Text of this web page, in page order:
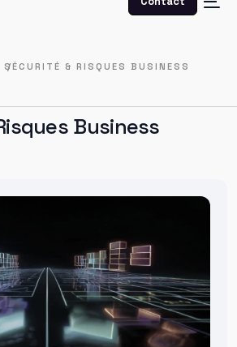
/
SÉCURITÉ & RISQUES BUSINESS
Business